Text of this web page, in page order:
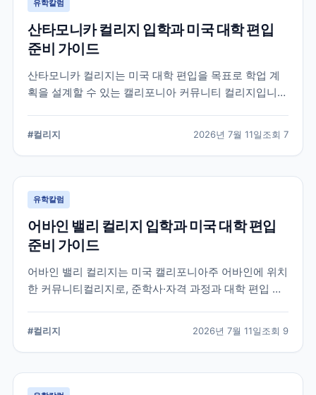
유학칼럼
산타모니카 컬리지 입학과 미국 대학 편입
준비 가이드
산타모니카 컬리지는 미국 대학 편입을 목표로 학업 계
획을 설계할 수 있는 캘리포니아 커뮤니티 컬리지입니
#컬리지 2026년 7월 11일조회 7
유학칼럼
어바인 밸리 컬리지 입학과 미국 대학 편입
준비 가이드
어바인 밸리 컬리지는 미국 캘리포니아주 어바인에 위치
한 커뮤니티컬리지로, 준학사·자격 과정과 대학 편입 준
#컬리지 2026년 7월 11일조회 9